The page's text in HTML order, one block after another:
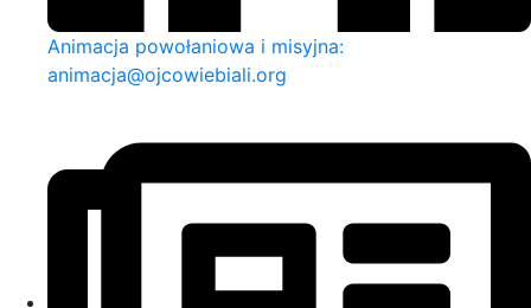
Animacja powołaniowa i misyjna:
animacja@ojcowiebiali.org